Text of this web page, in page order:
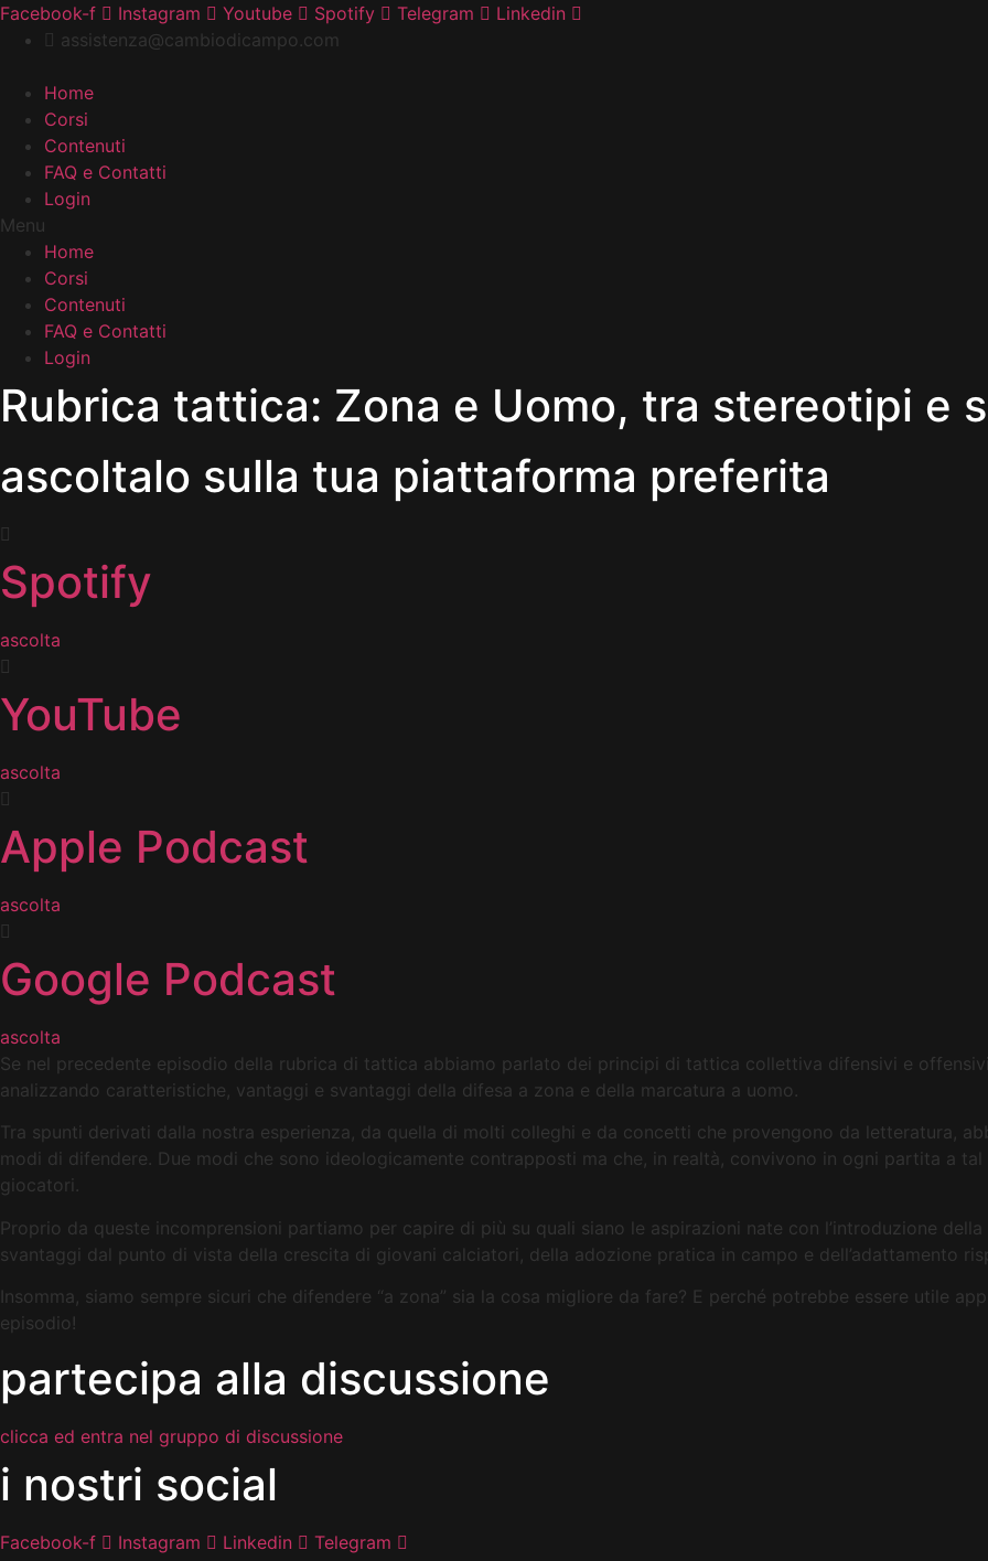
Vai
Facebook-f Instagram Youtube Spotify Telegram
Linkedin
assistenza@cambiodicampo.com
Home
Corsi
Contenuti
FAQ e Contatti
Login
Menu
Home
Corsi
Contenuti
FAQ e Contatti
Login
Rubrica tattica: Zona e Uomo, tra stereotipi e
ascoltalo sulla tua piattaforma preferita
Spotify
ascolta
YouTube
ascolta
Apple Podcast
ascolta
Google Podcast
ascolta
Se nel precedente episodio della rubrica di tattica abbiamo parlato dei principi di tattica collettiva difensivi e
analizzando caratteristiche, vantaggi e svantaggi della difesa a zona e della marcatura a uomo.
Tra spunti derivati dalla nostra esperienza, da quella di molti colleghi e da concetti che provengono da letteratura,
modi di difendere. Due modi che sono ideologicamente contrapposti ma che, in realtà, convivono in ogni partita a
giocatori.
Proprio da queste incomprensioni partiamo per capire di più su quali siano le aspirazioni nate con l’introduzione
svantaggi dal punto di vista della crescita di giovani calciatori, della adozione pratica in campo e dell’adattamento
Insomma, siamo sempre sicuri che difendere “a zona” sia la cosa migliore da fare? E perché potrebbe essere utile
episodio!
partecipa alla discussione
clicca ed entra nel gruppo di discussione
i nostri social
Facebook-f Instagram Linkedin Telegram